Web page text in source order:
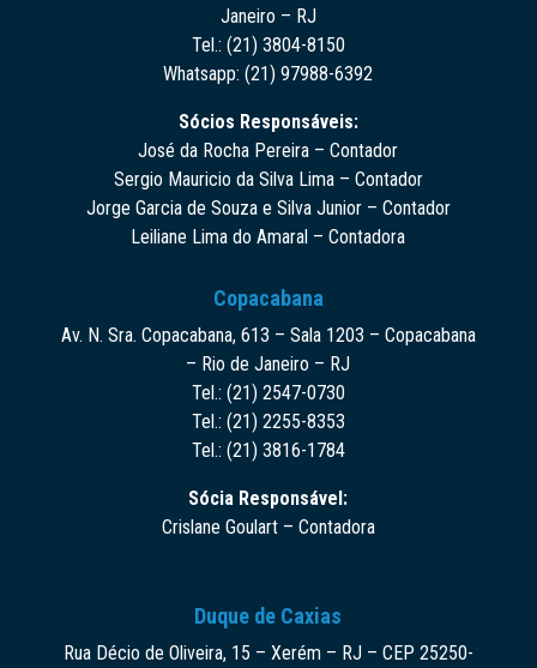
Janeiro – RJ
Tel.: (21) 3804-8150
Whatsapp: (21) 97988-6392
Sócios Responsáveis:
José da Rocha Pereira – Contador
Sergio Mauricio da Silva Lima – Contador
Jorge Garcia de Souza e Silva Junior – Contador
Leiliane Lima do Amaral – Contadora
Copacabana
Av. N. Sra. Copacabana, 613 – Sala 1203 – Copacabana
– Rio de Janeiro – RJ
Tel.: (21) 2547-0730
Tel.: (21) 2255-8353
Tel.: (21) 3816-1784
Sócia Responsável:
Crislane Goulart – Contadora
Duque de Caxias
Rua Décio de Oliveira, 15 – Xerém – RJ – CEP 25250-